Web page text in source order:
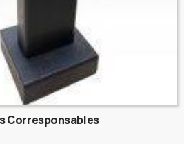
Corresponsables